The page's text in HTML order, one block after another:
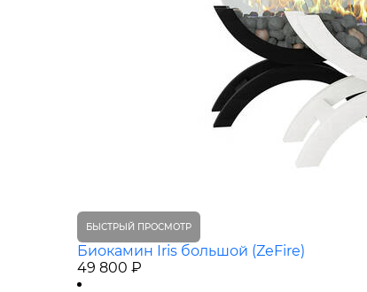
БЫСТРЫЙ ПРОСМОТР
Биокамин Iris большой (ZeFire)
49 800 ₽